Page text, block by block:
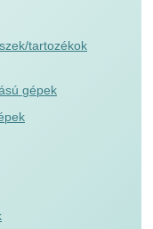
tartozékok
gépek